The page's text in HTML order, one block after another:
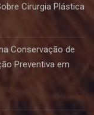
Cirurgia Plástica
Conservação de
Preventiva em